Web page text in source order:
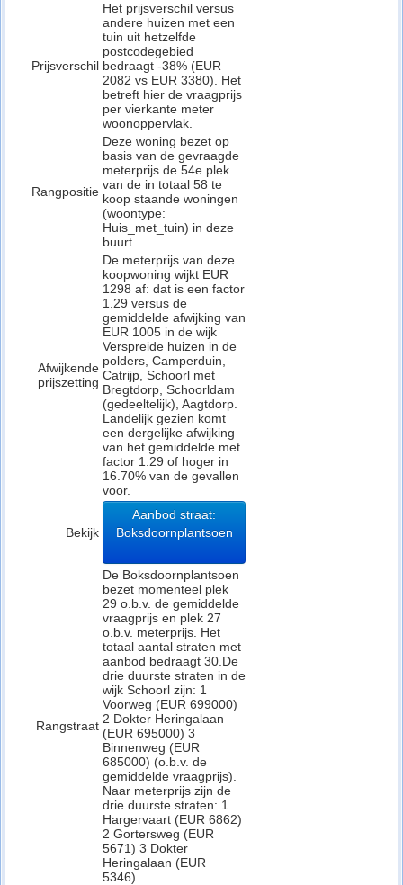
Prijsverschil
Het prijsverschil versus
andere huizen met een
tuin uit hetzelfde
postcodegebied
bedraagt -38% (EUR
2082 vs EUR 3380). Het
betreft hier de vraagprijs
per vierkante meter
woonoppervlak.
Rangpositie
Deze woning bezet op
basis van de gevraagde
meterprijs de 54e plek
van de in totaal 58 te
koop staande woningen
(woontype:
Huis_met_tuin) in deze
buurt.
Afwijkende
prijszetting
De meterprijs van deze
koopwoning wijkt EUR
1298 af: dat is een factor
1.29 versus de
gemiddelde afwijking van
EUR 1005 in de wijk
Verspreide huizen in de
polders, Camperduin,
Catrijp, Schoorl met
Bregtdorp, Schoorldam
(gedeeltelijk), Aagtdorp.
Landelijk gezien komt
een dergelijke afwijking
van het gemiddelde met
factor 1.29 of hoger in
16.70% van de gevallen
voor.
Bekijk
Aanbod straat:
Boksdoornplantsoen
Rangstraat
De Boksdoornplantsoen
bezet momenteel plek
29 o.b.v. de gemiddelde
vraagprijs en plek 27
o.b.v. meterprijs. Het
totaal aantal straten met
aanbod bedraagt 30.De
drie duurste straten in de
wijk Schoorl zijn: 1
Voorweg (EUR 699000)
2 Dokter Heringalaan
(EUR 695000) 3
Binnenweg (EUR
685000) (o.b.v. de
gemiddelde vraagprijs).
Naar meterprijs zijn de
drie duurste straten: 1
Hargervaart (EUR 6862)
2 Gortersweg (EUR
5671) 3 Dokter
Heringalaan (EUR
5346).